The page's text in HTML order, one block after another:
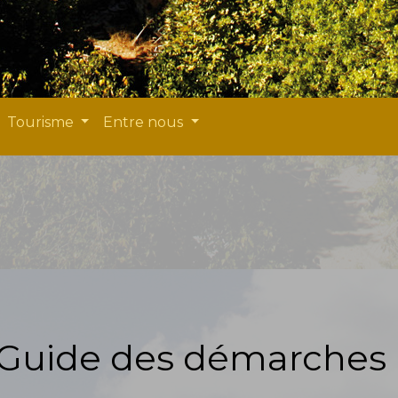
Tourisme Entre nous
des démarches